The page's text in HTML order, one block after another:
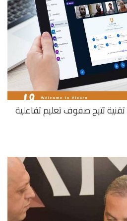
صفوف تعليم تفاعلية